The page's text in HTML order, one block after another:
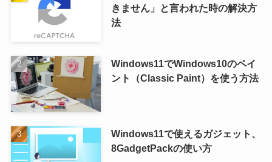
きません」と言われた時の解決方
法
Windows11でWindows10のペイ
ント（Classic Paint）を使う方法
Windows11で使えるガジェット、
8GadgetPackの使い方